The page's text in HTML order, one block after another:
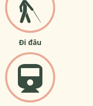
Đi đâu